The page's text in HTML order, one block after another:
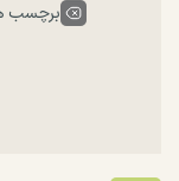
برچسب